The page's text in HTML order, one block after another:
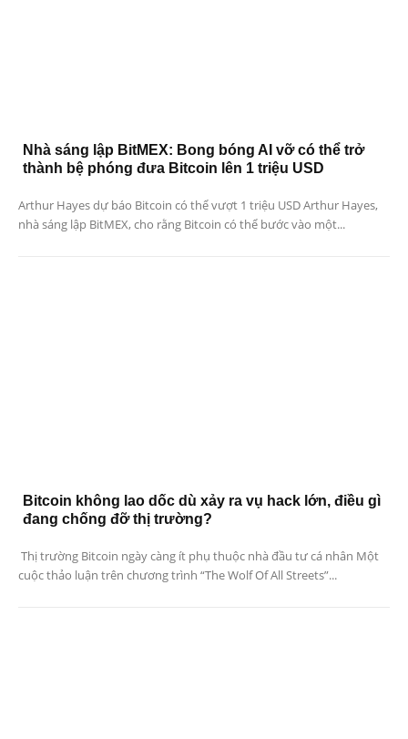
Nhà sáng lập BitMEX: Bong bóng AI vỡ có thể trở
thành bệ phóng đưa Bitcoin lên 1 triệu USD
Arthur Hayes dự báo Bitcoin có thể vượt 1 triệu USD Arthur Hayes,
nhà sáng lập BitMEX, cho rằng Bitcoin có thể bước vào một...
Bitcoin không lao dốc dù xảy ra vụ hack lớn, điều gì
đang chống đỡ thị trường?
Thị trường Bitcoin ngày càng ít phụ thuộc nhà đầu tư cá nhân Một
cuộc thảo luận trên chương trình “The Wolf Of All Streets”...